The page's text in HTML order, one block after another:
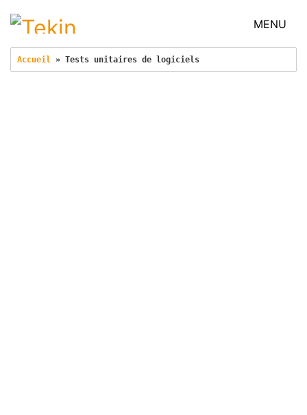
MENU
Accueil » Tests unitaires de logiciels